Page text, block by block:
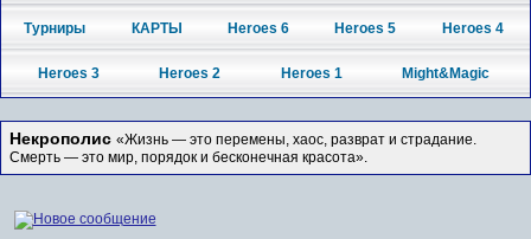
Турниры КАРТЫ Heroes 6 Heroes 5 Heroes 4
Heroes 3 Heroes 2 Heroes 1 Might&Magic
Некрополис «Жизнь — это перемены, хаос, разврат и страдание.
Смерть — это мир, порядок и бесконечная красота».